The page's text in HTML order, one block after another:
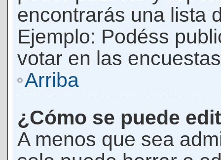
encontrarás una lista
Ejemplo: Podéss
votar en las
Arriba
¿Cómo se puede
A menos que sea